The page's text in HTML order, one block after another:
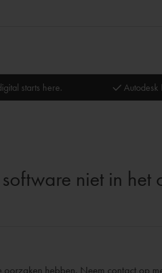
starts here. Autodesk
niet in
oorzaken hebben. Neem contact op